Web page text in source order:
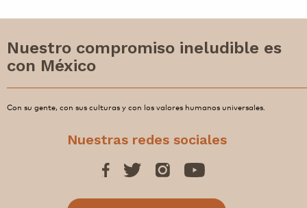
Nuestro compromiso ineludible es
con México
Con su gente, con sus culturas y con los valores humanos universales.
Nuestras redes sociales